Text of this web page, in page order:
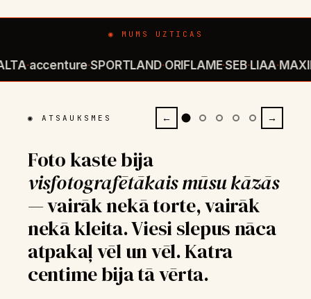
◉ MUMS UZTICAS
·accenture·SPORTLAND·ORIFLAME·SEB·LIAA·
◉ ATSAUKSMES ← →
Foto kaste bija
visfotografētākais mūsu kāzās
— vairāk nekā torte, vairāk
nekā kleita. Viesi slepus nāca
atpakaļ vēl un vēl. Katra
centime bija tā vērta.
Ja meklējat, kā panākt, lai
kolēģi tiešām atcerētos
korporatīvo pasākumu,
izvēlieties Instabox. 360°
spinneris kļuva par vakara
tēmu — un tagad visi gaida